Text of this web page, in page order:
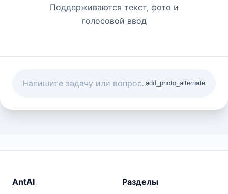
Поддерживаются текст, фото и
голосовой ввод
add_photo_alternate
mic
AntAI Разделы